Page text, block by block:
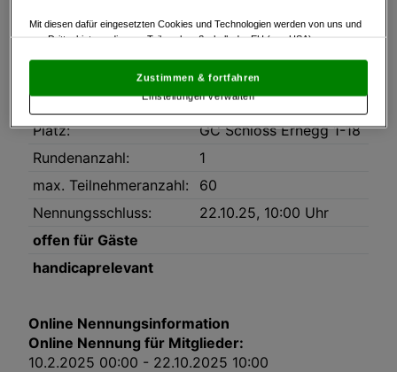
Stableford
55
Platz:
GC Schloss Ernegg 1-18
Rundenanzahl:
1
max. Teilnehmeranzahl:
60
Nennungsschluss:
22.10.25, 10:00 Uhr
offen für Gäste
handicaprelevant
Online Nennungsinformation
Online Nennung für Mitglieder:
10.2.2025 00:00 - 22.10.2025 10:00
Mit diesen dafür eingesetzten Cookies und Technologien werden von uns und
von Drittanbietern, die zum Teil auch außerhalb der EU (u.a. USA)
angemessenes Datenschutzniveau bescheinigt.Es besteht insbesondere
das Risiko, dass Ihre Daten dem Zugriff durch US-Behörden zu Kontroll- und
Überwachungszwecken unterliegen und dagegen keine wirksamen
Rechtsbehelfe zur Verfügung stehen.
Mit Klick auf „Zustimmen & fortfahren“ willigen Sie in die Verwendung
In den Einstellungen können Sie jederzeit Ihre Präferenzen verwalten und
Interessen einlegen. Klicken Sie dazu auf „Cookie Einstellungen“, die sich auf
jeder Seite unten im Footer befinden.
Wir und unsere Partner verarbeiten Daten, um
Folgendes bereitzustellen:
Einstellungen verwalten
Zustimmen & fortfahren